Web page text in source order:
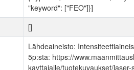
"keyword": ["FEO"]}]
[]
Lähdeaineisto:
5p:sta: https://
kayttajalle/tuotekuvaukset/